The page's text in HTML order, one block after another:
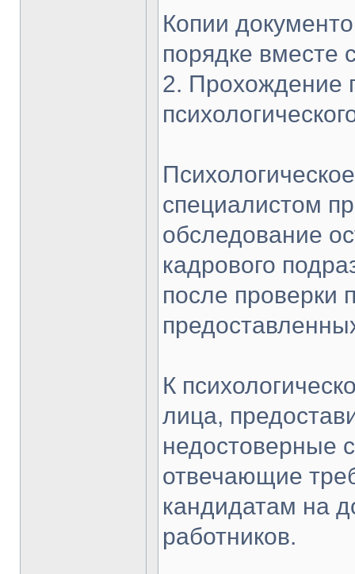
Копии
порядке вместе
2. Прохождение
специалистом
обследование
кадрового
после проверки
К
лица,
недостоверные
отвечающие
кандидатам на
работников.